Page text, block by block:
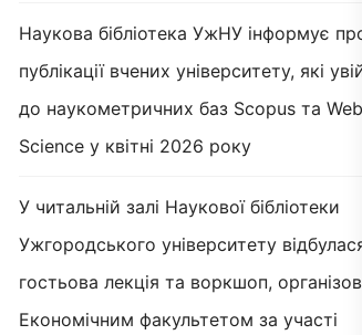
Наукова бібліотека УжНУ інформує
публікації вчених університету, які
до наукометричних баз Scopus та
Science у квітні 2026 року
У читальній залі Наукової бібліотеки
Ужгородського університету
гостьова лекція та воркшоп,
Економічним факультетом за участі